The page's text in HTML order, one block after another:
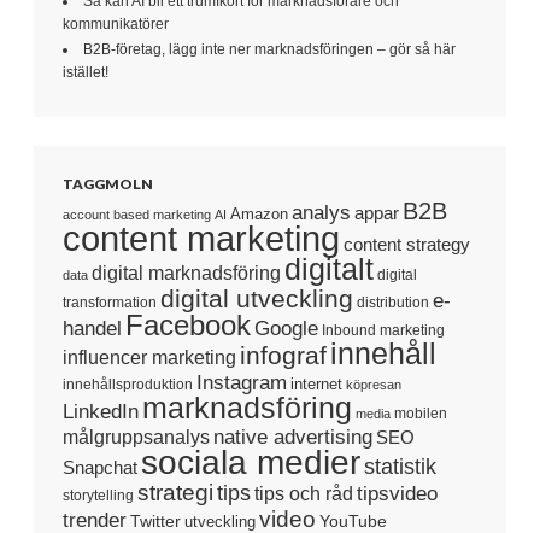
kommunikatörer
B2B-företag, lägg inte ner marknadsföringen – gör så här
istället!
TAGGMOLN
account based marketing AI Amazon analys appar B2B
content marketing content strategy
data digital marknadsföring digitalt digital
transformation digital utveckling distribution e-
handel Facebook Google Inbound marketing
influencer marketing infografinnehåll
innehållsproduktion Instagram internet köpresan
LinkedIn marknadsföring media mobilen
målgruppsanalys native advertising SEO
Snapchat sociala medierstatistik
storytelling strategi tipstips och råd tipsvideo
trenderTwitter utveckling video YouTube